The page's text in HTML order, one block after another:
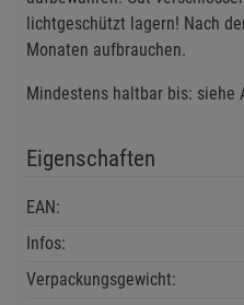
lichtgeschützt lagern! Nach
Monaten aufbrauchen.
Mindestens haltbar bis: siehe
Eigenschaften
EAN:
Infos:
Verpackungsgewicht: